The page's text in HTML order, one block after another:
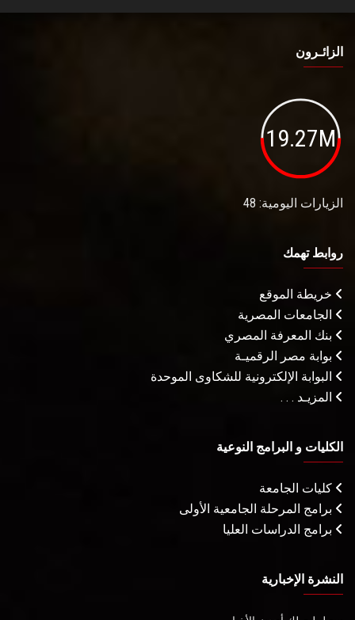
الزائـرون
19.27M
الزيارات اليومية: 48
روابط تهمك
خريطة الموقع
الجامعات المصرية
بنك المعرفة المصري
بوابة مصر الرقميـة
البوابة الإلكترونية للشكاوى الموحدة
المزيـد . . .
الكليات و البرامج النوعية
كليات الجامعة
برامج المرحلة الجامعية الأولى
برامج الدراسات العليا
النشرة الإخبارية